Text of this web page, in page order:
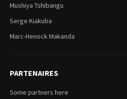
Mushiya Tshibangu
Serge Kiakuba
Marc-Henock Makanda
PARTENAIRES
Some partners here